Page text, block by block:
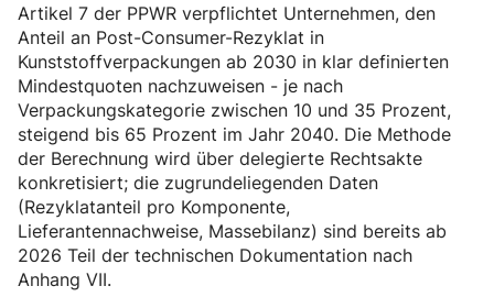
Artikel 7 der PPWR verpflichtet Unternehmen, den
Anteil an Post-Consumer-Rezyklat in
Kunststoffverpackungen ab 2030 in klar definierten
Mindestquoten nachzuweisen - je nach
Verpackungskategorie zwischen 10 und 35 Prozent,
steigend bis 65 Prozent im Jahr 2040. Die Methode
der Berechnung wird über delegierte Rechtsakte
konkretisiert; die zugrundeliegenden Daten
(Rezyklatanteil pro Komponente,
Lieferantennachweise, Massebilanz) sind bereits ab
2026 Teil der technischen Dokumentation nach
Anhang VII.